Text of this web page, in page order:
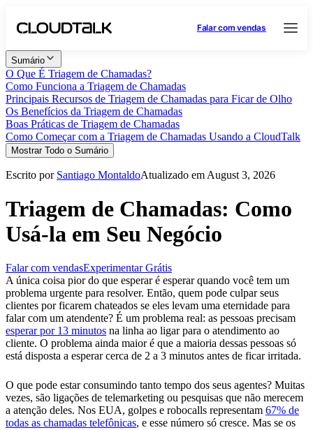
Falar com vendas
Sumário
O Que É Triagem de Chamadas?
Como Funciona a Triagem de Chamadas
Principais Recursos de Triagem de Chamadas para Ficar de Olho
Os Benefícios da Triagem de Chamadas
Boas Práticas de Triagem de Chamadas
Como Começar com a Triagem de Chamadas Usando a CloudTalk
Mostrar Todo o Sumário
Escrito por Santiago MontaldoAtualizado em August 3, 2026
Triagem de Chamadas: Como
Usá-la em Seu Negócio
Falar com vendasExperimentar Grátis
A única coisa pior do que esperar é esperar quando você tem um
problema urgente para resolver. Então, quem pode culpar seus
clientes por ficarem chateados se eles levam uma eternidade para
falar com um atendente? É um problema real: as pessoas precisam
esperar por 13 minutos na linha ao ligar para o atendimento ao
cliente. O problema ainda maior é que a maioria dessas pessoas só
está disposta a esperar cerca de 2 a 3 minutos antes de ficar irritada.
O que pode estar consumindo tanto tempo dos seus agentes? Muitas
vezes, são ligações de telemarketing ou pesquisas que não merecem
a atenção deles. Nos EUA, golpes e robocalls representam 67% de
todas as chamadas telefônicas, e esse número só cresce. Mas se os